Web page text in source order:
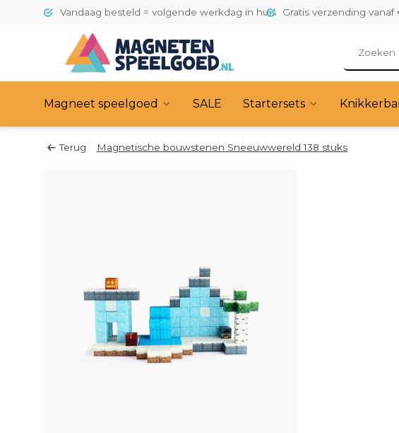
Vandaag besteld = volgende werkdag in huis Gratis verzending vanaf
Magneet speelgoed SALE Startersets
Terug Magnetische bouwstenen Sneeuwwereld 138 stuks